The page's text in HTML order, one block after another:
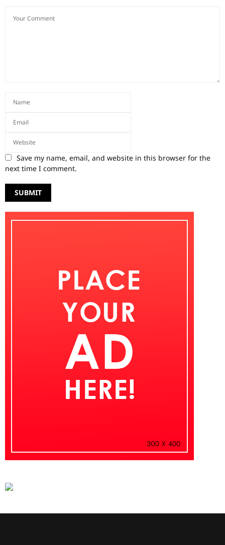
Save my name, email, and website in this browser for the
next time I comment.